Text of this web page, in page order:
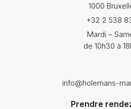
1000
+32 2 538
Mardi –
de 10h30 à
info@holemans-
Prendre